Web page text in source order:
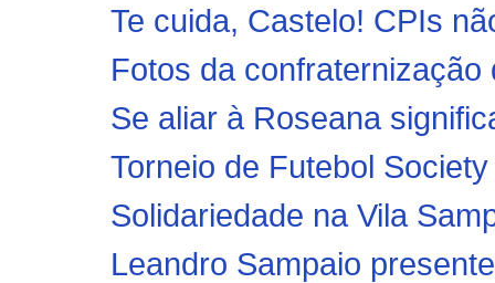
Te cuida, Castelo! CPIs
Fotos da confraternização
Se aliar à Roseana
Torneio de Futebol
Solidariedade na Vila
Leandro Sampaio